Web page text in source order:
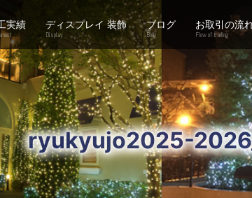
実績 ディスプレイ 装飾
Display
ブログ
Blog
お取引の流
Flow of trading
ryukyujo2025-